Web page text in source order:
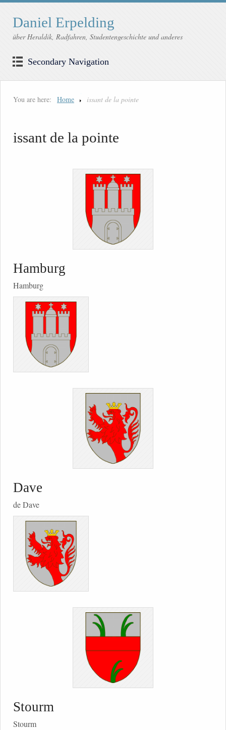
Daniel Erpelding
über Heraldik, Radfahren, Studentengeschichte und anderes
Secondary Navigation
You are here: Home issant de la pointe
issant de la pointe
Hamburg
Hamburg
Dave
de Dave
Stourm
Stourm